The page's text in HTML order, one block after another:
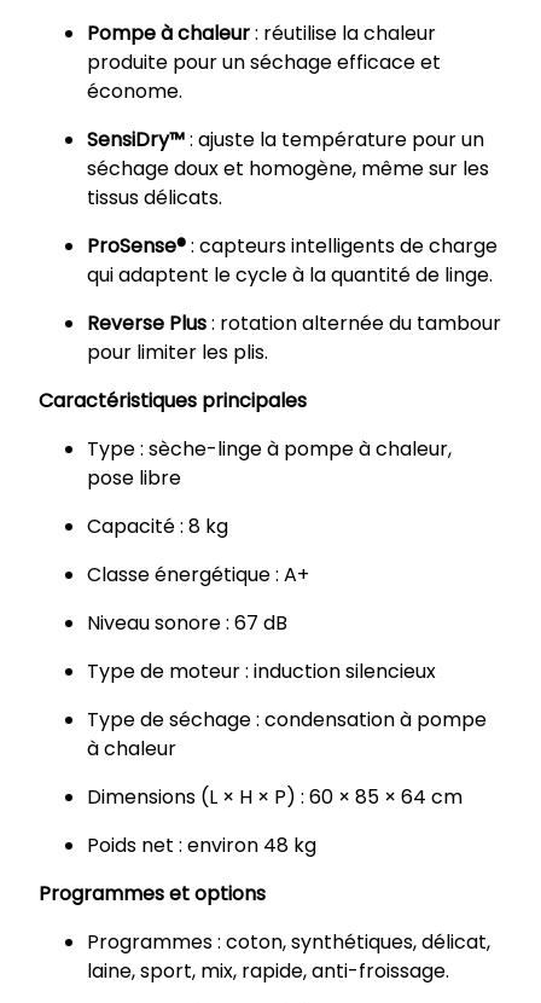
Pompe à chaleur: réutilise la chaleur
produite pour un séchage efficace et
économe.
SensiDry™: ajuste la température pour un
séchage doux et homogène, même sur les
tissus délicats.
ProSense®: capteurs intelligents de charge
qui adaptent le cycle à la quantité de linge.
Reverse Plus: rotation alternée du tambour
pour limiter les plis.
Caractéristiques principales
Type : sèche-linge à pompe à chaleur,
pose libre
Capacité : 8 kg
Classe énergétique : A+
Niveau sonore : 67 dB
Type de moteur : induction silencieux
Type de séchage : condensation à pompe
à chaleur
Dimensions (L × H × P) : 60 × 85 × 64 cm
Poids net : environ 48 kg
Programmes et options
Programmes : coton, synthétiques, délicat,
laine, sport, mix, rapide, anti-froissage.